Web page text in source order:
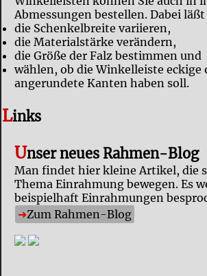
Abmessungen bestellen. Dabei läßt
die Schenkelbreite variieren,
die Materialstärke verändern,
die Größe der Falz bestimmen und
wählen, ob die Winkelleiste eckige
angerundete Kanten haben soll.
Links
Unser neues Rahmen-Blog
Man findet hier kleine Artikel, die
Thema Einrahmung bewegen. Es
beispielhaft Einrahmungen
Zum Rahmen-Blog